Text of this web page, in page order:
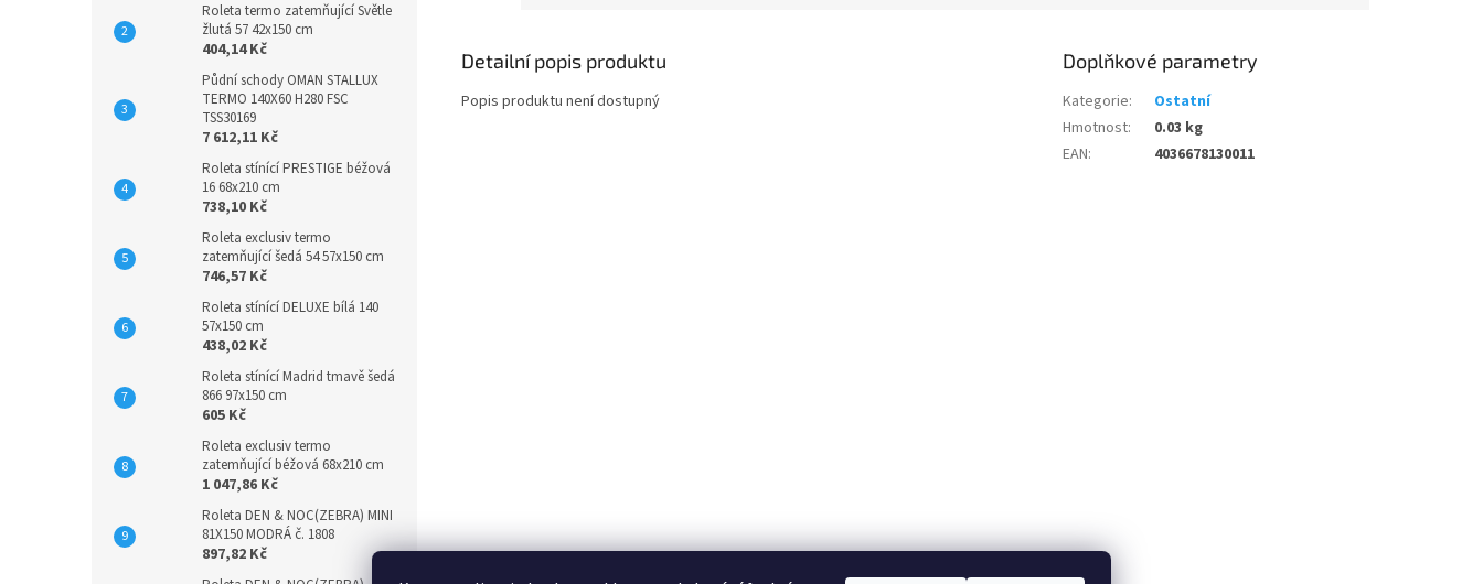
Roleta termo zatemňující Světle
žlutá 57 42x150 cm
404,14 Kč
Půdní schody OMAN STALLUX
TERMO 140X60 H280 FSC
TSS30169
7 612,11 Kč
Roleta stínící PRESTIGE béžová
16 68x210 cm
738,10 Kč
Roleta exclusiv termo
zatemňující šedá 54 57x150 cm
746,57 Kč
Roleta stínící DELUXE bílá 140
57x150 cm
438,02 Kč
Roleta stínící Madrid tmavě šedá
866 97x150 cm
605 Kč
Roleta exclusiv termo
zatemňující béžová 68x210 cm
1 047,86 Kč
Roleta DEN & NOC(ZEBRA) MINI
81X150 MODRÁ č. 1808
897,82 Kč
Detailní popis produktu
Popis produktu není dostupný
Doplňkové parametry
Kategorie:
Ostatní
Hmotnost:
0.03 kg
EAN: 4036678130011